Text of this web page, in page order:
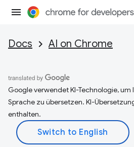
Docs AI on Chrome
Google verwendet KI-Technologie,
Sprache zu übersetzen. KI-
enthalten.